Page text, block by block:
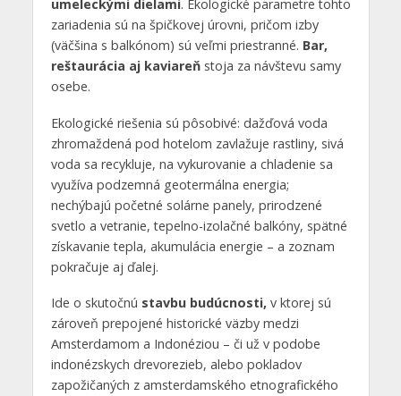
umeleckými dielami. Ekologické parametre tohto
zariadenia sú na špičkovej úrovni, pričom izby
(väčšina s balkónom) sú veľmi priestranné. Bar,
reštaurácia aj kaviareňstoja za návštevu samy
osebe.
Ekologické riešenia sú pôsobivé: dažďová voda
zhromaždená pod hotelom zavlažuje rastliny, sivá
voda sa recykluje, na vykurovanie a chladenie sa
využíva podzemná geotermálna energia;
nechýbajú početné solárne panely, prirodzené
svetlo a vetranie, tepelno-izolačné balkóny, spätné
získavanie tepla, akumulácia energie – a zoznam
pokračuje aj ďalej.
Ide o skutočnú stavbu budúcnosti, v ktorej sú
zároveň prepojené historické väzby medzi
Amsterdamom a Indonéziou – či už v podobe
indonézskych drevorezieb, alebo pokladov
zapožičaných z amsterdamského etnografického